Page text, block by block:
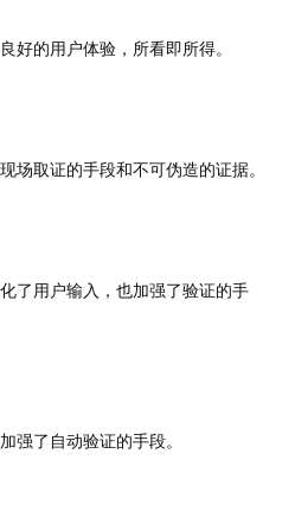
好的用户体验，所看即所得。
场取证的手段和不可伪造的证据。
了用户输入，也加强了验证的手
强了自动验证的手段。